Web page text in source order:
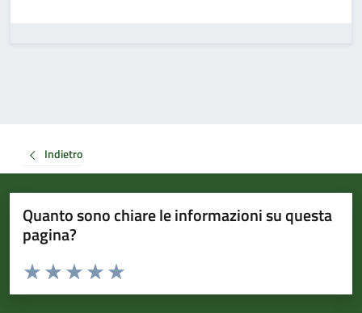
Indietro
Quanto sono chiare le informazioni su questa
pagina?
Valuta da 1 a 5 stelle la pagina
Valuta 5 stelle su 5
Valuta 4 stelle su 5
Valuta 3 stelle su 5
Valuta 2 stelle su 5
Valuta 1 stelle su 5